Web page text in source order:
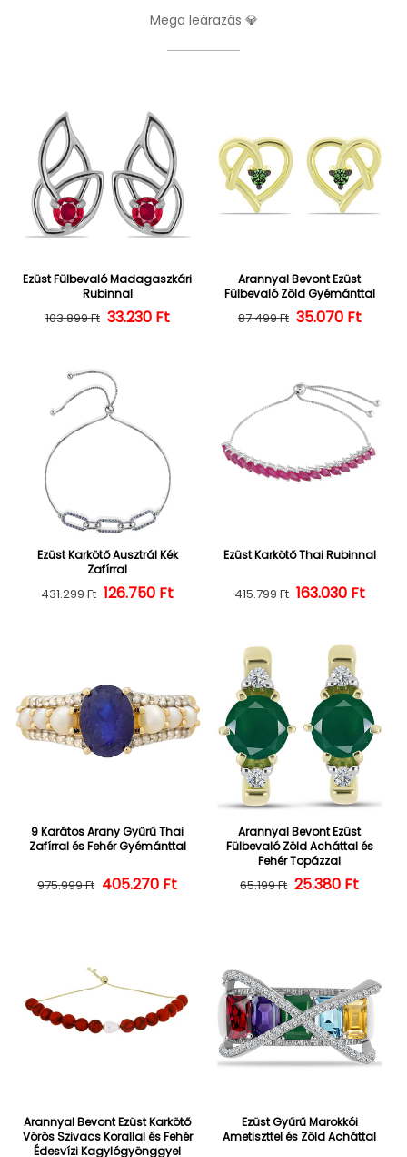
Mega leárazás 💎
Ezüst Fülbevaló Madagaszkári
Rubinnal
Normál ár
103.899 Ft Kedvezményes ár
33.230 Ft
Arannyal Bevont Ezüst
Fülbevaló Zöld Gyémánttal
Normál ár
87.499 Ft 35.070 Ft
Ezüst Karkötő Ausztrál Kék
Zafírral
Normál ár
431.299 Ft Kedvezményes ár
126.750 Ft
Ezüst Karkötő Thai Rubinnal
Normál ár
415.799 Ft 163.030 Ft
9 Karátos Arany Gyűrű Thai
Zafírral és Fehér Gyémánttal
Normál ár
975.999 Ft Kedvezményes ár
405.270 Ft
Arannyal Bevont Ezüst
Fülbevaló Zöld Acháttal és
Fehér Topázzal
Normál ár
65.199 Ft 25.380 Ft
Arannyal Bevont Ezüst Karkötő
Vörös Szivacs Korallal és Fehér
Édesvízi Kagylógyönggyel
Ezüst Gyűrű Marokkói
Ametiszttel és Zöld Acháttal